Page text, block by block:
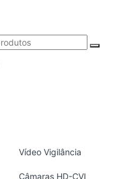
Vídeo Vigilância
Câmaras HD-CVI